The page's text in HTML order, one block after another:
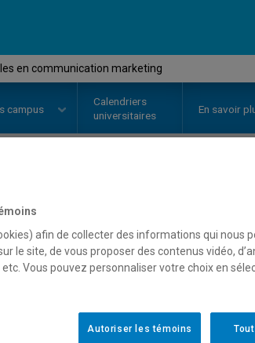
en communication marketing
campus
Calendriers
universitaires
En savoir
afin de collecter des informations qui nous
le site, de vous proposer des contenus vidéo,
Vous pouvez personnaliser votre choix en
Autoriser les témoins